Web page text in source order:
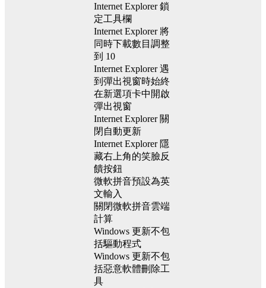
Internet Explorer 鎖
定工具欄
Internet Explorer 將
同時下載數目調整
到 10
Internet Explorer 遇
到彈出視窗時始終
在新選項卡中開啟
彈出視窗
Internet Explorer 關
閉自動更新
Internet Explorer 隱
藏右上角的笑臉反
饋按鈕
微軟拼音預設為英
文輸入
關閉微軟拼音雲端
計算
Windows 更新不包
括驅動程式
Windows 更新不包
括惡意軟體刪除工
具